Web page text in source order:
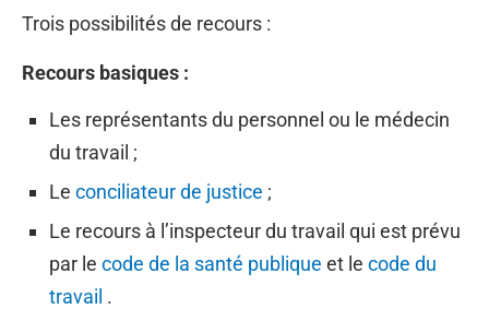
Trois possibilités de recours :
Recours basiques :
Les représentants du personnel ou le médecin
du travail ;
Le conciliateur de justice ;
Le recours à l’inspecteur du travail qui est prévu
par le code de la santé publique et le code du
travail .